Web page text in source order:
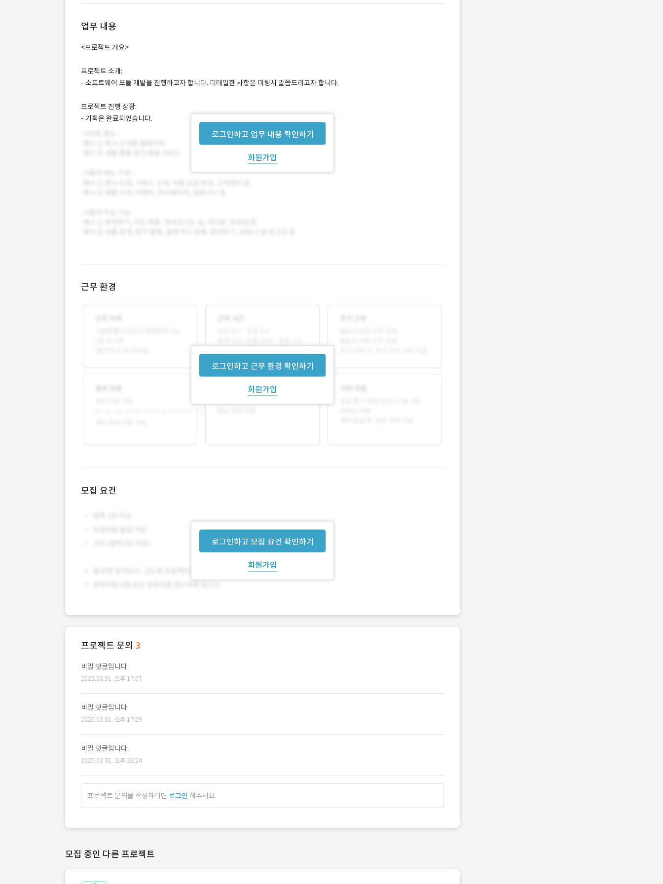
업무 내용
로그인하고 업무 내용 확인하기
회원가입
<프로젝트 개요>
프로젝트 소개:
- 소프트웨어 모듈 개발을 진행하고자 합니다. 디테일한 사항은 미팅시 말씀드리고자 합니다.
프로젝트 진행 상황:
- 기획은 완료되었습니다.
근무 환경
로그인하고 근무 환경 확인하기
회원가입
모집 요건
로그인하고 모집 요건 확인하기
회원가입
프로젝트 문의 3
비밀 댓글입니다.
2025.03.31. 오후 17:07
비밀 댓글입니다.
2025.03.31. 오후 17:29
비밀 댓글입니다.
2025.03.31. 오후 22:24
프로젝트 문의를 작성하려면 로그인 해주세요.
모집 중인 다른 프로젝트